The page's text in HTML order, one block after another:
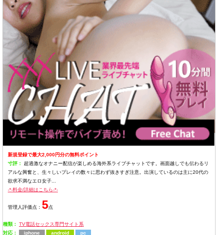
新規登録で最大2,000円分の無料ポイント
寸評：
超過激なオナニー配信が楽しめる海外系ライブチャットです。画面越しでも伝わるリ
アルな興奮と、生々しいプレイの数々に思わず抜きすぎ注意。出演しているのは主に20代の
欲求不満なエロ女子...
-*-料金/詳細はこちら-*-
管理人評価点： 5点
種類：
TV電話セックス専門サイト系
対応：
iphone android pc